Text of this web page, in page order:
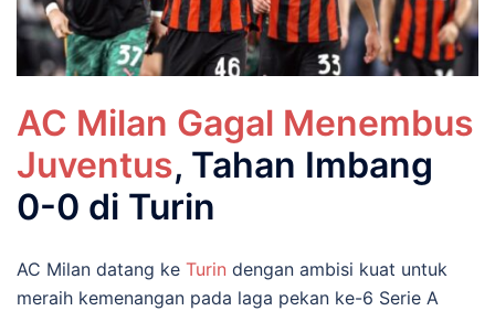
AC Milan Gagal Menembus
Juventus, Tahan Imbang
0-0 di Turin
AC Milan datang ke Turin dengan ambisi kuat untuk
meraih kemenangan pada laga pekan ke-6 Serie A